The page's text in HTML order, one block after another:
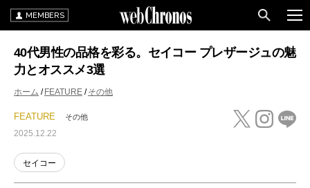
MEMBERS
40代男性の品格を彩る。セイコー プレザージュの魅
力とオススメ3選
ホーム FEATURE その他
FEATURE その他
2025.12.22
セイコー